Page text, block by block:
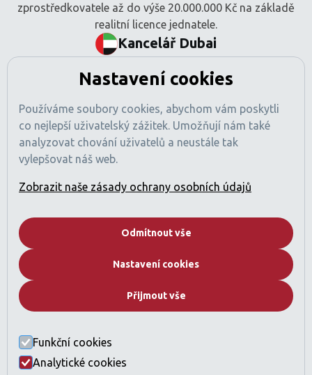
zprostředkovatele až do výše 20.000.000 Kč na základě
realitní licence jednatele.
Kancelář Dubai
Tamani Arts Offices, Office 741
Dubaj, SAE
Číslo obchodní licence: 1470425
Registrace RERA: 49189
Obchodní registr: 2529912
Licencovaná činnost: Zprostředkování nákupu a prodeje
nemovitostí
s požadavky regulací SAE).
Kdo jsme
Developeři
Právní ustanovení a GDPR
Nastavení cookies
Používáme soubory cookies, abychom vám poskytli
co nejlepší uživatelský zážitek. Umožňují nám také
analyzovat chování uživatelů a neustále tak
vylepšovat náš web.
Zobrazit naše zásady ochrany osobních údajů
Odmítnout vše
Nastavení cookies
Přijmout vše
Funkční cookies
Analytické cookies